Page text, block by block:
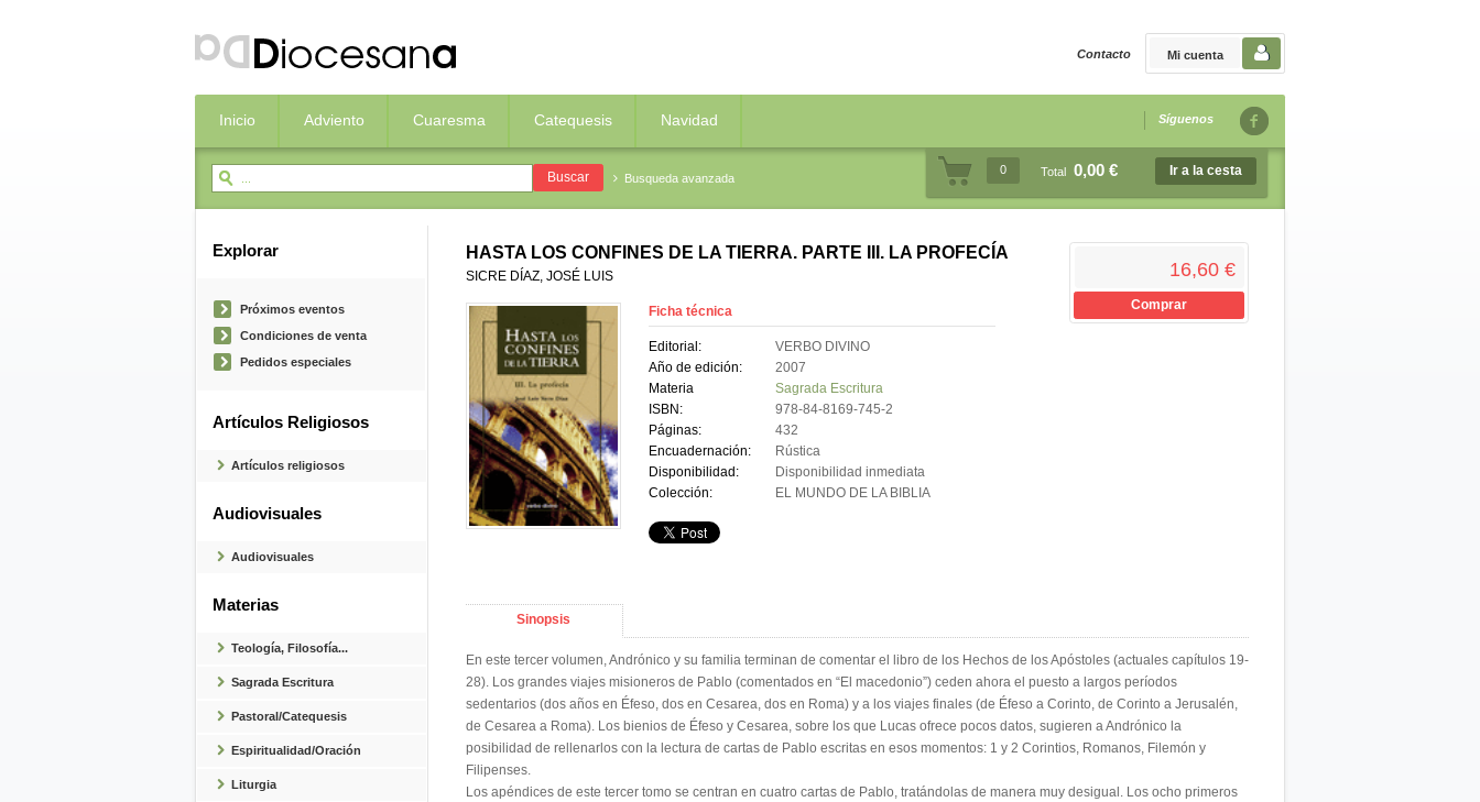
Mi cuenta
Contacto
Inicio Adviento Cuaresma Catequesis Navidad Síguenos
Busqueda avanzada
0 Total 0,00 € Ir a la cesta
Explorar
Próximos eventos
Condiciones de venta
Pedidos especiales
Artículos Religiosos
Artículos religiosos
Audiovisuales
Audiovisuales
Materias
Teología, Filosofía...
Sagrada Escritura
Pastoral/Catequesis
Espiritualidad/Oración
Liturgia
HASTA LOS CONFINES DE LA TIERRA. PARTE III. LA PROFECÍA
SICRE DÍAZ, JOSÉ LUIS
Ficha técnica
Editorial:
VERBO DIVINO
Año de edición:
2007
Materia
Sagrada Escritura
ISBN:
978-84-8169-745-2
Páginas:
432
Encuadernación:
Rústica
Disponibilidad:
Disponibilidad inmediata
Colección:
EL MUNDO DE LA BIBLIA
16,60 €
Comprar
Sinopsis
En este tercer volumen, Andrónico y su familia terminan de comentar el libro de los Hechos de los Apóstoles (actuales capítulos 19-
28). Los grandes viajes misioneros de Pablo (comentados en “El macedonio”) ceden ahora el puesto a largos períodos
sedentarios (dos años en Éfeso, dos en Cesarea, dos en Roma) y a los viajes finales (de Éfeso a Corinto, de Corinto a Jerusalén,
de Cesarea a Roma). Los bienios de Éfeso y Cesarea, sobre los que Lucas ofrece pocos datos, sugieren a Andrónico la
posibilidad de rellenarlos con la lectura de cartas de Pablo escritas en esos momentos: 1 y 2 Corintios, Romanos, Filemón y
Filipenses.
Los apéndices de este tercer tomo se centran en cuatro cartas de Pablo, tratándolas de manera muy desigual. Los ocho primeros